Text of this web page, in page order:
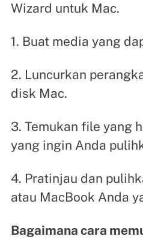
Wizard untuk Mac.
1. Buat media yang
2. Luncurkan
disk Mac.
3. Temukan file yang
yang ingin Anda
4. Pratinjau dan
atau MacBook Anda
Bagaimana cara